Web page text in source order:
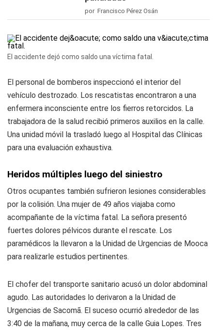
por Francisco Pérez Osán
El accidente dejó como saldo una víctima fatal.
El personal de bomberos inspeccionó el interior del
vehículo destrozado. Los rescatistas encontraron a una
enfermera inconsciente entre los fierros retorcidos. La
trabajadora de la salud recibió primeros auxilios en la calle.
Una unidad móvil la trasladó luego al Hospital das Clínicas
para una evaluación exhaustiva.
Heridos múltiples luego del siniestro
Otros ocupantes también sufrieron lesiones considerables
por la colisión. Una mujer de 49 años viajaba como
acompañante de la víctima fatal. La señora presentó
fuertes dolores pélvicos durante el rescate. Los
paramédicos la llevaron a la Unidad de Urgencias de Mooca
para realizarle estudios pertinentes.
El chofer del transporte sanitario acusó un dolor abdominal
agudo. Las autoridades lo derivaron a la Unidad de
Urgencias de Sacomã. El suceso ocurrió alrededor de las
3:40 de la mañana, muy cerca de la calle Guia Lopes. Tres